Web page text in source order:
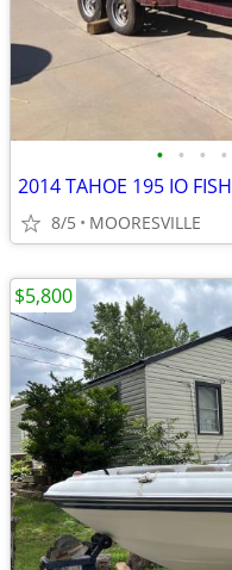
• • • •
2014 TAHOE 195 IO FISH
8/5 MOORESVILLE
$5,800